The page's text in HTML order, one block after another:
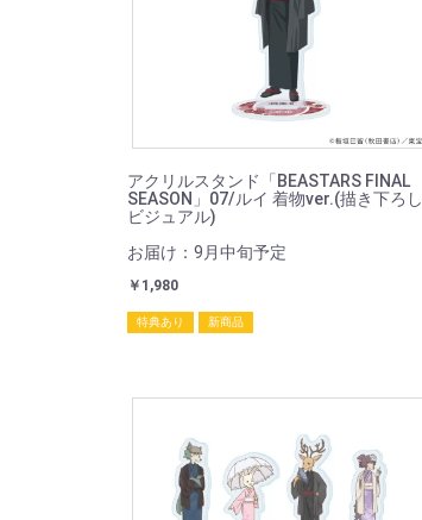
アクリルスタンド「BEASTARS FINAL
SEASON」07/ルイ 着物ver.(描き下ろし
ビジュアル)
お届け：9月中旬予定
￥1,980
特典あり 新商品